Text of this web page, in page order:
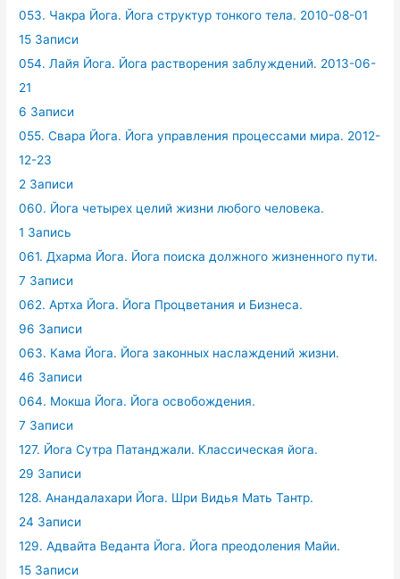
053. Чакра Йога. Йога структур тонкого тела. 2010-08-01
15 Записи
054. Лайя Йога. Йога растворения заблуждений. 2013-06-
21
6 Записи
055. Свара Йога. Йога управления процессами мира. 2012-
12-23
2 Записи
060. Йога четырех целий жизни любого человека.
1 Запись
061. Дхарма Йога. Йога поиска должного жизненного пути.
7 Записи
062. Артха Йога. Йога Процветания и Бизнеса.
96 Записи
063. Кама Йога. Йога законных наслаждений жизни.
46 Записи
064. Мокша Йога. Йога освобождения.
7 Записи
127. Йога Сутра Патанджали. Классическая йога.
29 Записи
128. Анандалахари Йога. Шри Видья Мать Тантр.
24 Записи
129. Адвайта Веданта Йога. Йога преодоления Майи.
15 Записи